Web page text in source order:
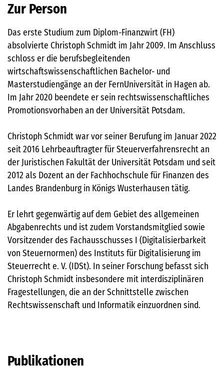
Zur Person
Das erste Studium zum Diplom-Finanzwirt (FH)
absolvierte Christoph Schmidt im Jahr 2009. Im Anschluss
schloss er die berufsbegleitenden
wirtschaftswissenschaftlichen Bachelor- und
Masterstudiengänge an der FernUniversität in Hagen ab.
Im Jahr 2020 beendete er sein rechtswissenschaftliches
Promotionsvorhaben an der Universität Potsdam.
Christoph Schmidt war vor seiner Berufung im Januar 2022
seit 2016 Lehrbeauftragter für Steuerverfahrensrecht an
der Juristischen Fakultät der Universität Potsdam und seit
2012 als Dozent an der Fachhochschule für Finanzen des
Landes Brandenburg in Königs Wusterhausen tätig.
Er lehrt gegenwärtig auf dem Gebiet des allgemeinen
Abgabenrechts und ist zudem Vorstandsmitglied sowie
Vorsitzender des Fachausschusses I (Digitalisierbarkeit
von Steuernormen) des Instituts für Digitalisierung im
Steuerrecht e. V. (IDSt). In seiner Forschung befasst sich
Christoph Schmidt insbesondere mit interdisziplinären
Fragestellungen, die an der Schnittstelle zwischen
Rechtswissenschaft und Informatik einzuordnen sind.
Publikationen